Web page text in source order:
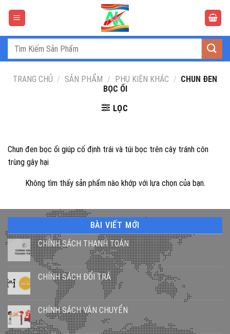
Tìm
TRANG CHỦ / SẢN PHẨM / PHỤ KIỆN KHÁC / CHUN ĐEN
BỌC ỔI
LỌC
Chun đen bọc ổi giúp cố định trái và túi bọc trên cây tránh côn
trùng gây hại
Không tìm thấy sản phẩm nào khớp với lựa chọn của bạn.
BÀI VIẾT MỚI
CHÍNH SÁCH THANH TOÁN
CHÍNH SÁCH ĐỔI TRẢ
CHÍNH SÁCH VẬN CHUYỂN